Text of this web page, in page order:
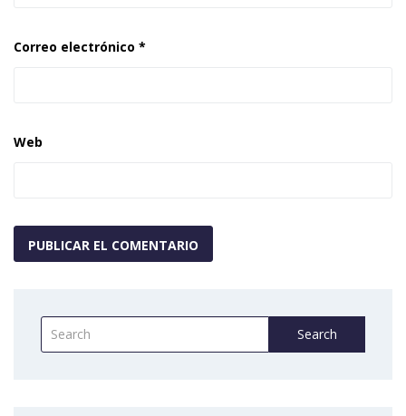
Correo electrónico *
Web
Search